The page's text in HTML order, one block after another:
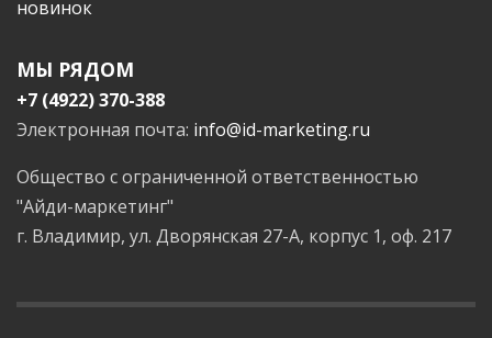
новинок
МЫ РЯДОМ
+7 (4922) 370-388
Электронная почта: info@id-marketing.ru
Общество с ограниченной ответственностью
"Айди-маркетинг"
г. Владимир, ул. Дворянская 27-А, корпус 1, оф. 217